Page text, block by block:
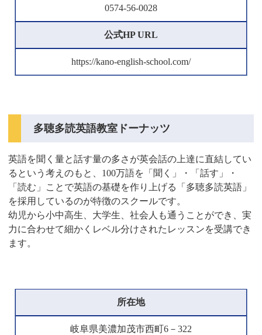
0574-56-0028
公式HP URL
https://kano-english-school.com/
多聴多読英語教室ドーナッツ
英語を聞く量と話す量の多さが英会話の上達に直結してい
るという考えのもと、100万語を「聞く」・「話す」・
「読む」ことで英語の基礎を作り上げる「多聴多読英語」
を採用しているのが特徴のスクールです。
幼児から小中高生、大学生、社会人も通うことができ、実
力に合わせて細かくレベル分けされたレッスンを受講でき
ます。
所在地
岐阜県美濃加茂市西町6－322